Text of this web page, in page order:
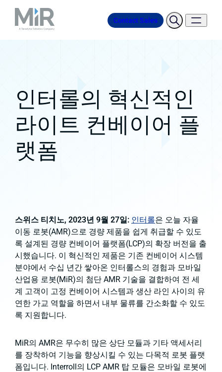
Contact Sales
인터롤의 혁신적인
라이트 컨베이어 플
랫폼
스위스 티치노, 2023년 9월 27일: 인터롤은 오늘 자율
이동 로봇(AMR)으로 경량 제품을 쉽게 취급할 수 있도
록 설계된 경량 컨베이어 플랫폼(LCP)의 확장 버전을 출
시했습니다. 이 혁신적인 제품은 기존 컨베이어 시스템
분야에서 수십 년간 쌓아온 인터롤스의 경험과 모바일
산업용 로봇(MiR)의 첨단 AMR 기술을 결합하여 전 세
계 고객이 고정 컨베이어 시스템과 생산 라인 사이의 유
연한 가교 역할을 하면서 내부 물류를 간소화할 수 있도
록 지원합니다.
MiR의 AMR은 무수히 많은 상단 모듈과 기타 액세서리
를 장착하여 기능을 향상시킬 수 있는 다목적 로봇 플랫
폼입니다. Interroll의 LCP AMR 탑 모듈은 모바일 로봇에